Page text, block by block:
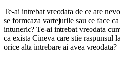
Te-ai intrebat vreodata de ce are
se formeaza vartejurile sau ce face
intuneric? Te-ai intrebat vreodata
ca exista Cineva care stie raspunsul
orice alta intrebare ai avea vreodata?